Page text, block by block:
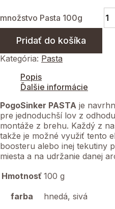
množstvo Pasta 100g
Pridať do košíka
Kategória: Pasta
Popis
Ďalšie informácie
PogoSinker PASTA je
pre jednoduchší lov z
montáže z brehu. Každý z
takže je možné využiť tento
boosteru alebo inej tekutiny
miesta a na udržanie danej
Hmotnosť 100 g
farba
hnedá, sivá